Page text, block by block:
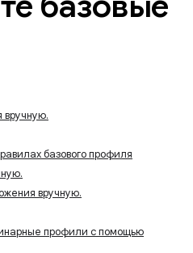
базового профиля
вручную.
профили с помощью